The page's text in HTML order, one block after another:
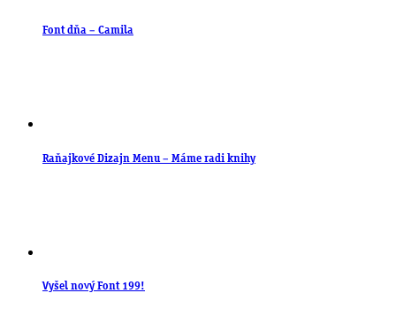
Font dňa – Camila
Raňajkové Dizajn Menu – Máme radi knihy
Vyšel nový Font 199!